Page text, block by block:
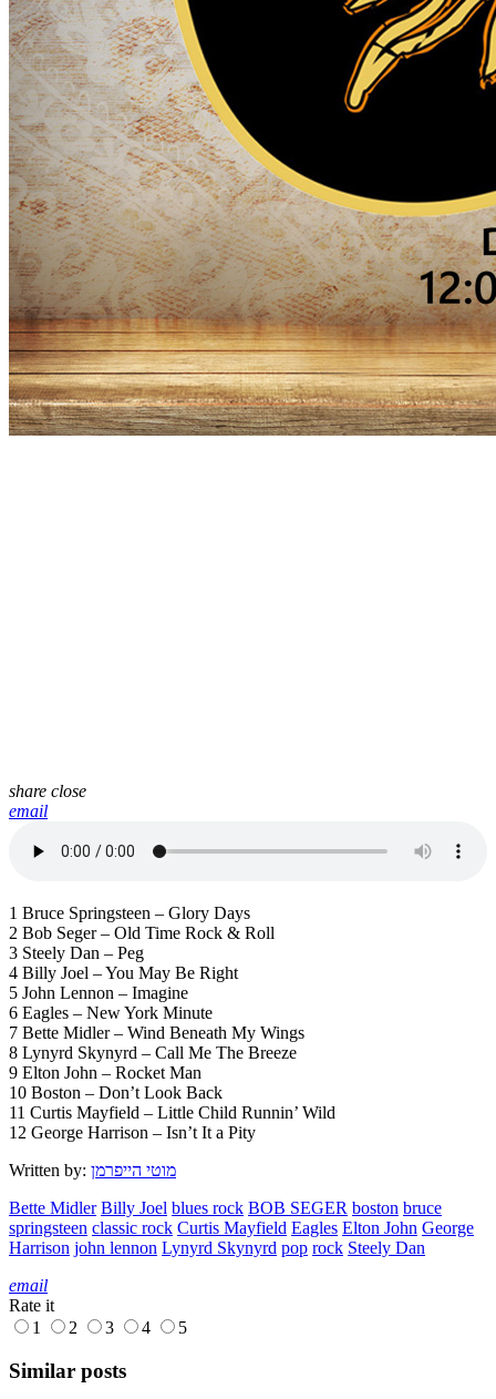
share close
email
1 Bruce Springsteen – Glory Days
2 Bob Seger – Old Time Rock & Roll
3 Steely Dan – Peg
4 Billy Joel – You May Be Right
5 John Lennon – Imagine
6 Eagles – New York Minute
7 Bette Midler – Wind Beneath My Wings
8 Lynyrd Skynyrd – Call Me The Breeze
9 Elton John – Rocket Man
10 Boston – Don’t Look Back
11 Curtis Mayfield – Little Child Runnin’ Wild
12 George Harrison – Isn’t It a Pity
Written by: מוטי הייפרמן
Bette Midler Billy Joel blues rock BOB SEGER boston bruce
springsteen classic rock Curtis Mayfield Eagles Elton John George
Harrison john lennon Lynyrd Skynyrd pop rock Steely Dan
email
Rate it
1
2 3 4 5
Similar posts